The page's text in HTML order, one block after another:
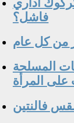
فاشل؟
المسلحة
المرأة
فالنتين